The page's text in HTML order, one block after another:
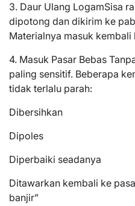
3. Daur Ulang LogamSisa
dipotong dan dikirim ke
Materialnya masuk
4. Masuk Pasar Bebas
paling sensitif. Beberapa
tidak terlalu parah:
Dibersihkan
Dipoles
Diperbaiki seadanya
Ditawarkan kembali ke
banjir”